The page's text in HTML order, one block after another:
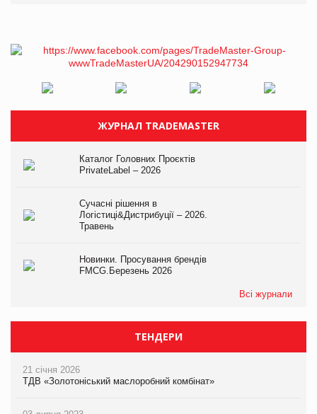
ЖУРНАЛ TRADEMASTER
Каталог Головних Проєктів
PrivateLabel – 2026
Сучасні рішення в
Логістиці&Дистрибуції – 2026.
Травень
Новинки. Просування брендів
FMCG.Березень 2026
Всі журнали
ТЕНДЕРИ
21 січня 2026
ТДВ «Золотоніський маслоробний комбінат»